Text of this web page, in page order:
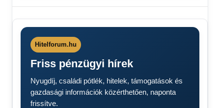
2025
benzinárstop
Üzemanyag
ára 2025
üzemanyag-
Hitelforum.hu
Friss pénzügyi hírek
Nyugdíj, családi pótlék, hitelek, támogatások és
gazdasági információk közérthetően, naponta
frissítve.